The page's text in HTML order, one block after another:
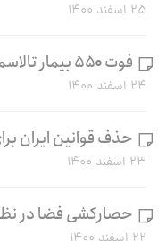
۲۵ اسفند ۱۴۰۰
فوت ۵۵۰ بیمار تالاسمی در سه سال اخیر
۲۴ اسفند ۱۴۰۰
حذف قوانین ایران
۲۳ اسفند ۱۴۰۰
حصارکشی فضا در
۲۲ اسفند ۱۴۰۰